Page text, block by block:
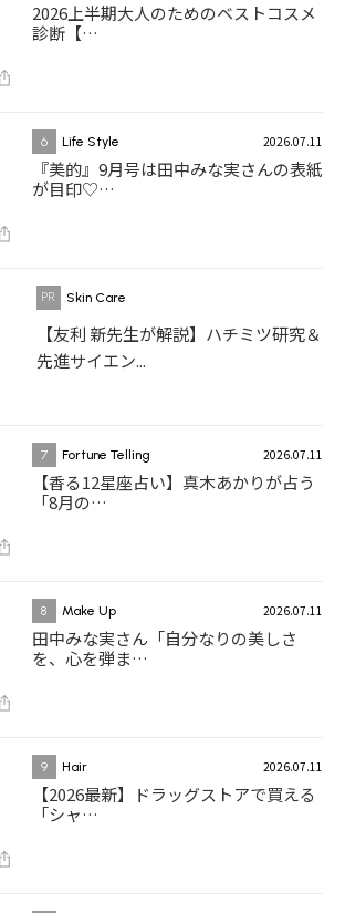
2026上半期大人のためのベストコスメ
診断【…
6 Life Style 2026.07.11
『美的』9月号は田中みな実さんの表紙
が目印♡…
Skin Care
【友利 新先生が解説】ハチミツ研究＆
先進サイエン...
7 Fortune Telling 2026.07.11
【香る12星座占い】真木あかりが占う
「8月の…
8 Make Up 2026.07.11
田中みな実さん「自分なりの美しさ
を、心を弾ま…
9 Hair 2026.07.11
【2026最新】ドラッグストアで買える
「シャ…